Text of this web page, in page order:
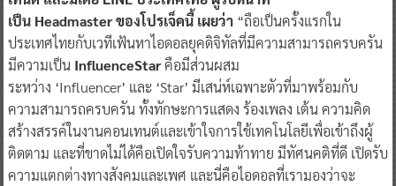
เป็น Headmaster ของโปรเจ็คนี้ เผยว่า “ถือเป็นครั้งแรกใน
ประเทศไทยกับเวทีเฟ้นหาไอดอลยุคดิจิทัลที่มีความสามารถครบครัน
มีความเป็น InfluenceStarคือมีส่วนผสม
ระหว่าง ‘Influencer’ และ ‘Star’ มีเสน่ห์เฉพาะตัวที่มาพร้อมกับ
ความสามารถครบครัน ทั้งทักษะการแสดง ร้องเพลง เต้น ความคิด
สร้างสรรค์ในงานคอนเทนต์และเข้าใจการใช้เทคโนโลยีเพื่อเข้าถึงผู้
ติดตาม และที่ขาดไม่ได้คือเปิดใจรับความท้าทาย มีทัศนคติที่ดี เปิดรับ
ความแตกต่างทางสังคมและเพศ และนี่คือไอดอลที่เรามองว่าจะ